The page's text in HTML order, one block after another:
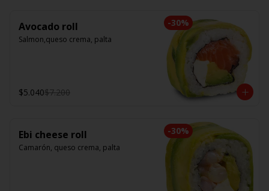
-30%
Avocado roll
Salmon,queso crema, palta
$5.040$7.200
-30%
Ebi cheese roll
Camarón, queso crema, palta